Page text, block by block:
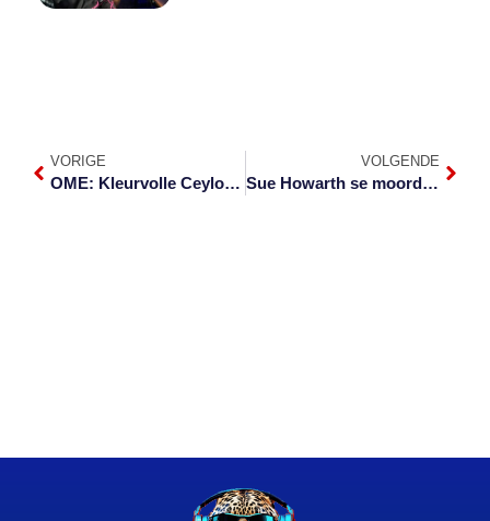
VORIGE
OME: Kleurvolle Ceylonia besef nou eers sy is koel
VOLGENDE
Sue Howarth se moordenaars sit lank